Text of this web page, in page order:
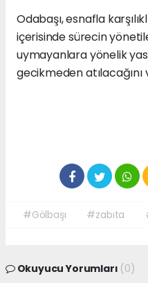
Odabaşı, esnafla
içerisinde sürecin
uymayanlara yönelik
gecikmeden atılacağını
#Gölbaşı #zabıta
Okuyucu Yorumları (0)